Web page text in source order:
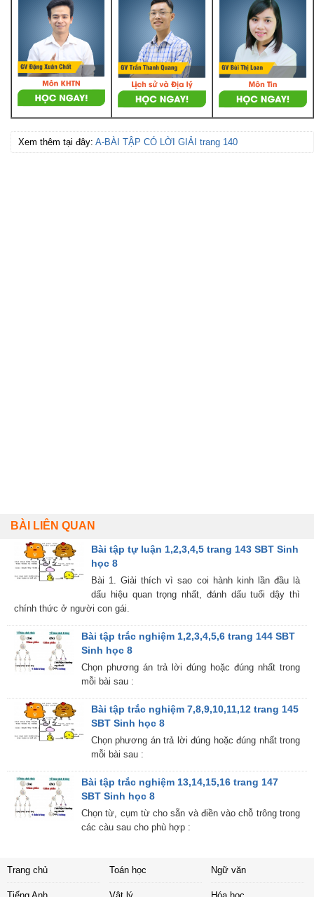
Xem thêm tại đây: A-BÀI TẬP CÓ LỜI GIẢI trang 140
BÀI LIÊN QUAN
Bài tập tự luận 1,2,3,4,5 trang 143 SBT Sinh
học 8
Bài 1. Giải thích vì sao coi hành kinh lần đầu là
dấu hiệu quan trọng nhất, đánh dấu tuổi dậy thì
chính thức ở người con gái.
Bài tập trắc nghiệm 1,2,3,4,5,6 trang 144 SBT
Sinh học 8
Chọn phương án trả lời đúng hoặc đúng nhất trong
mỗi bài sau :
Bài tập trắc nghiệm 7,8,9,10,11,12 trang 145
SBT Sinh học 8
Chọn phương án trả lời đúng hoặc đúng nhất trong
mỗi bài sau :
Bài tập trắc nghiệm 13,14,15,16 trang 147
SBT Sinh học 8
Chọn từ, cụm từ cho sẵn và điền vào chỗ trông trong
các càu sau cho phù hợp :
Trang chủ Toán học Ngữ văn